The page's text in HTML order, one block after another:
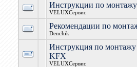
Инструкции по
VELUXСервис
Рекомендации по
Denchik
Инструкция по
KFX
VELUXСервис